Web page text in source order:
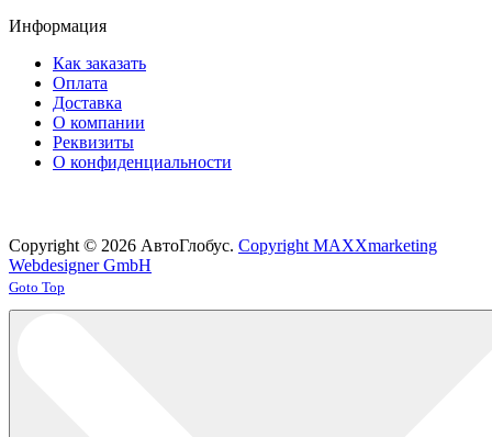
Информация
Как заказать
Оплата
Доставка
О компании
Реквизиты
О конфиденциальности
Copyright © 2026 АвтоГлобус. Copyright MAXXmarketing
Webdesigner GmbH
Joomla! 3 Templates
Goto Top